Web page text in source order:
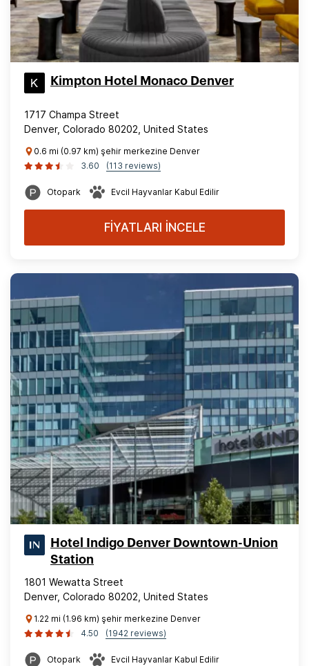
Kimpton Hotel Monaco Denver
1717 Champa Street
Denver, Colorado 80202, United States
0.6 mi (0.97 km) şehir merkezine Denver
3.60
(113 reviews)
Otopark Evcil Hayvanlar Kabul Edilir
FİYATLARI İNCELE
Hotel Indigo Denver Downtown-Union
Station
1801 Wewatta Street
Denver, Colorado 80202, United States
1.22 mi (1.96 km) şehir merkezine Denver
4.50
(1942 reviews)
Otopark Evcil Hayvanlar Kabul Edilir